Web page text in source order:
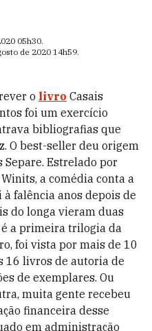
05h30.
de 2020 14h59.
o livro Casais
foi um exercício
bibliografias que
O best-seller deu origem
Separe. Estrelado por
a comédia conta a
falência anos depois de
do longa vieram duas
a primeira trilogia da
foi vista por mais de 10
16 livros de autoria de
de exemplares. Ou
muita gente recebeu
financeira desse
em administração